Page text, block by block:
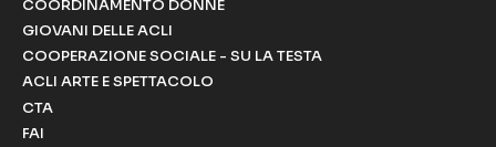
COORDINAMENTO DONNE
GIOVANI DELLE ACLI
COOPERAZIONE SOCIALE - SU LA TESTA
ACLI ARTE E SPETTACOLO
CTA
FAI